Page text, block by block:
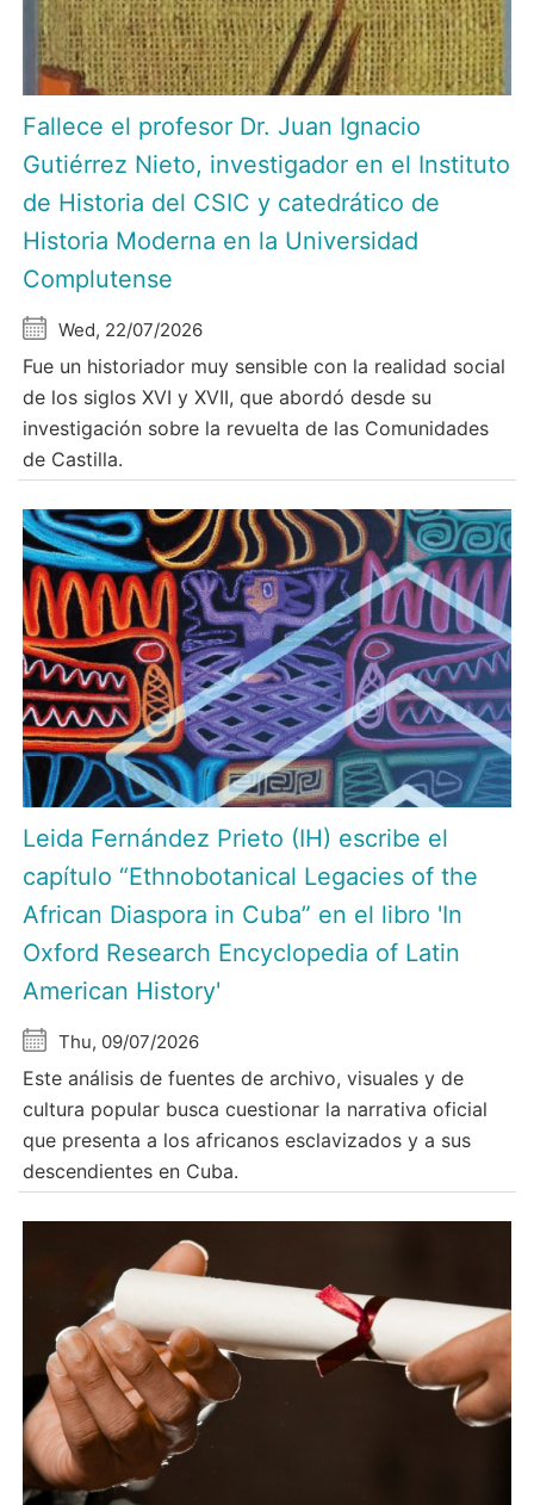
Fallece el profesor Dr. Juan Ignacio
Gutiérrez Nieto, investigador en el Instituto
de Historia del CSIC y catedrático de
Historia Moderna en la Universidad
Complutense
Wed, 22/07/2026
Fue un historiador muy sensible con la realidad social
de los siglos XVI y XVII, que abordó desde su
investigación sobre la revuelta de las Comunidades
de Castilla.
Leida Fernández Prieto (IH) escribe el
capítulo “Ethnobotanical Legacies of the
African Diaspora in Cuba” en el libro 'In
Oxford Research Encyclopedia of Latin
American History'
Thu, 09/07/2026
Este análisis de fuentes de archivo, visuales y de
cultura popular busca cuestionar la narrativa oficial
que presenta a los africanos esclavizados y a sus
descendientes en Cuba.